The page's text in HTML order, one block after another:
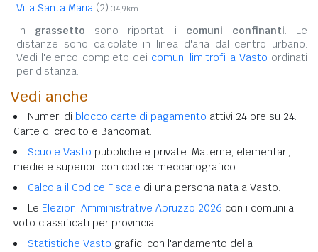
Villa Santa Maria (2) 34,9km
In grassetto sono riportati i comuni confinanti. Le
distanze sono calcolate in linea d'aria dal centro urbano.
Vedi l'elenco completo dei comuni limitrofi a Vasto ordinati
per distanza.
Vedi anche
Numeri di blocco carte di pagamento attivi 24 ore su 24.
Carte di credito e Bancomat.
Scuole Vasto pubbliche e private. Materne, elementari,
medie e superiori con codice meccanografico.
Calcola il Codice Fiscale di una persona nata a Vasto.
Le Elezioni Amministrative Abruzzo 2026 con i comuni al
voto classificati per provincia.
Statistiche Vasto grafici con l'andamento della